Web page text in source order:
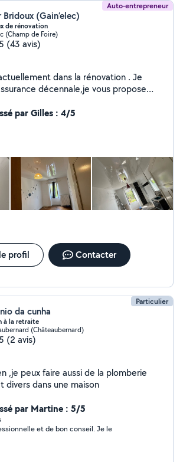
Auto-entrepreneur
Bridoux (Gain’elec)
de rénovation
(Champ de Foire)
(43 avis)
dans la rénovation . Je
décennale,je vous propose
A bientôt
par Gilles : 4/5
profil Contacter
Particulier
da cunha
à la retraite
(Châteaubernard)
(2 avis)
,je peux faire aussi de la plomberie
divers dans une maison
par Martine : 5/5
et de bon conseil. Je le